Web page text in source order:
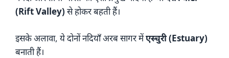
(Rift Valley) से होकर बहती हैं।
इसके अलावा, ये दोनों नदियाँ अरब सागर मेंएस्चुरी (Estuary)
बनाती हैं।